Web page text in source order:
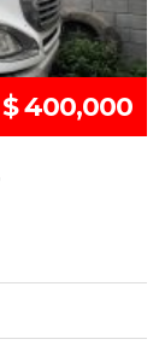
$ 400,000